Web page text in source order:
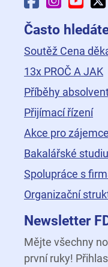
Často
Soutěž Cena
13x PROČ A JAK
Příběhy
Přijímací řízení
Akce pro
Bakalářské
Spolupráce s
Organizační
Newsletter
Mějte všechny
první ruky!